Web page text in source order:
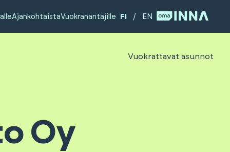
AjankohtaistaVuokranantajille FI / EN
Vuokrattavat asunnot
Oy